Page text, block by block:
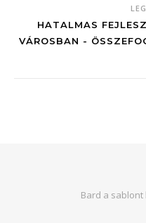
HATALMAS
VÁROSBAN -
Bard a